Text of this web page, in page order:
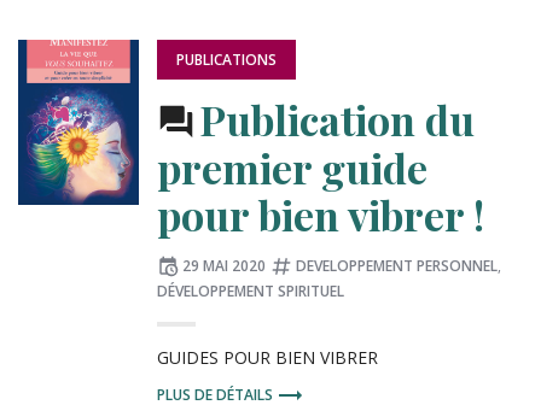
PUBLIÉ
DANS
PUBLICATIONS
Publication du
premier guide
pour bien vibrer !
Publié
le
29 MAI 2020
Tagué
:
DEVELOPPEMENT PERSONNEL,
DÉVELOPPEMENT SPIRITUEL
GUIDES POUR BIEN VIBRER
PLUS DE DÉTAILS